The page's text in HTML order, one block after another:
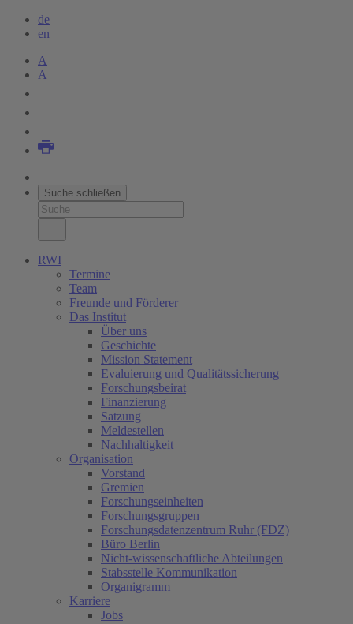
de
en
A
A
Suche schließen
RWI
Termine
Team
Freunde und Förderer
Das Institut
Über uns
Geschichte
Mission Statement
Evaluierung und Qualitätssicherung
Forschungsbeirat
Finanzierung
Satzung
Meldestellen
Nachhaltigkeit
Organisation
Vorstand
Gremien
Forschungseinheiten
Forschungsgruppen
Forschungsdatenzentrum Ruhr (FDZ)
Büro Berlin
Nicht-wissenschaftliche Abteilungen
Stabsstelle Kommunikation
Organigramm
Karriere
Jobs